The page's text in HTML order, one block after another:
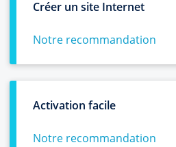
Créer un site Internet
Notre recommandation
Activation facile
Notre recommandation